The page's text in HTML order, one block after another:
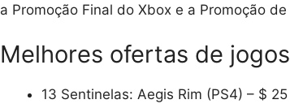
a Promoção Final do Xbox e a Promoção
Melhores ofertas de
13 Sentinelas: Aegis Rim (PS4) – $ 25